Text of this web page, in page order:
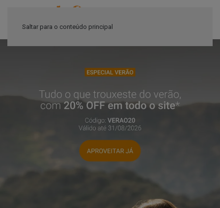
Saltar para o conteúdo principal